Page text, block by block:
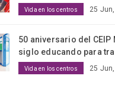
Vida en los centros 25
50 aniversario del
siglo educando para
Vida en los centros 25